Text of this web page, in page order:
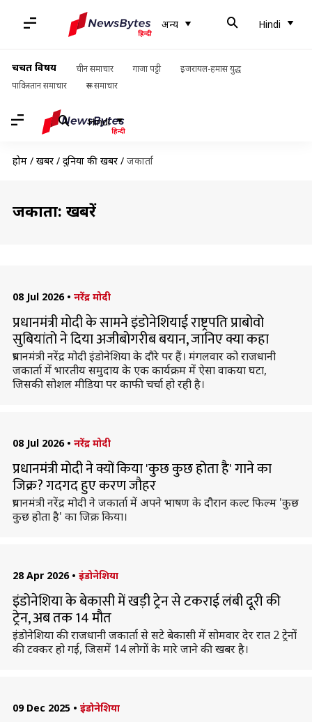
अन्य Hindi
चर्चित विषय चीन समाचार गाजा पट्टी
इजरायल-हमास युद्ध
पाकिस्तान समाचार
रूस समाचार
Hindi
होम / खबरें / दुनिया की खबरें / जकार्ता
जकार्ता: खबरें
08 Jul 2026 • नरेंद्र मोदी
प्रधानमंत्री मोदी के सामने इंडोनेशियाई राष्ट्रपति प्राबोवो
सुबियांतो ने दिया अजीबोगरीब बयान, जानिए क्या कहा
प्रधानमंत्री नरेंद्र मोदी इंडोनेशिया के दौरे पर हैं। मंगलवार को राजधानी
जकार्ता में भारतीय समुदाय के एक कार्यक्रम में ऐसा वाकया घटा,
जिसकी सोशल मीडिया पर काफी चर्चा हो रही है।
08 Jul 2026 • नरेंद्र मोदी
प्रधानमंत्री मोदी ने क्यों किया 'कुछ कुछ होता है' गाने का
जिक्र? गदगद हुए करण जौहर
प्रधानमंत्री नरेंद्र मोदी ने जकार्ता में अपने भाषण के दौरान कल्ट फिल्म 'कुछ
कुछ होता है' का जिक्र किया।
28 Apr 2026 • इंडोनेशिया
इंडोनेशिया के बेकासी में खड़ी ट्रेन से टकराई लंबी दूरी की
ट्रेन, अब तक 14 मौत
इंडोनेशिया की राजधानी जकार्ता से सटे बेकासी में सोमवार देर रात 2 ट्रेनों
की टक्कर हो गई, जिसमें 14 लोगों के मारे जाने की खबर है।
09 Dec 2025 • इंडोनेशिया